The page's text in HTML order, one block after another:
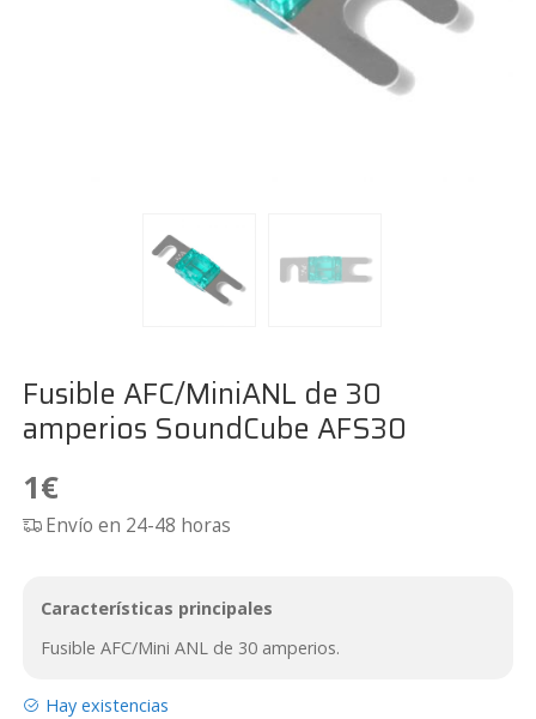
Fusible AFC/MiniANL de 30
amperios SoundCube AFS30
1€
Envío en 24-48 horas
Características principales
Fusible AFC/Mini ANL de 30 amperios.
Hay existencias